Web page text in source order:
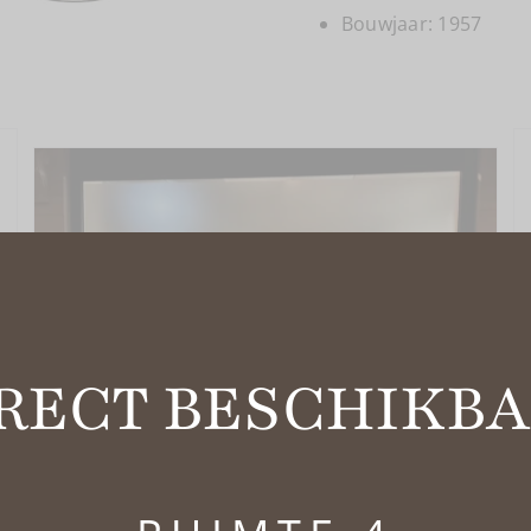
Bouwjaar: 1957